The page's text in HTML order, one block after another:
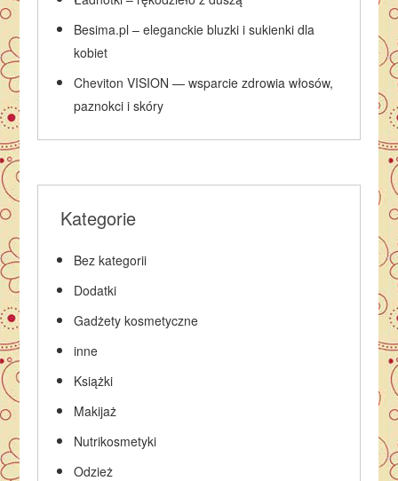
Besima.pl – eleganckie bluzki i sukienki dla
kobiet
Cheviton VISION — wsparcie zdrowia włosów,
paznokci i skóry
Kategorie
Bez kategorii
Dodatki
Gadżety kosmetyczne
inne
Książki
Makijaż
Nutrikosmetyki
Odzież